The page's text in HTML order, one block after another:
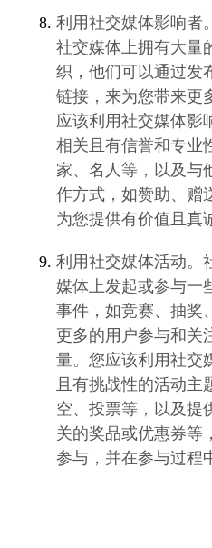
利用社交媒体影响者
社交媒体上拥有大量
织，他们可以通过发
链接，来为您带来更
应该利用社交媒体影
相关且有信誉和专业
家、名人等，以及与
作方式，如赞助、赠
为您提供有价值且真
利用社交媒体活动。
媒体上发起或参与一
事件，如竞赛、抽奖
更多的用户参与和关
量。您应该利用社交
且有挑战性的活动主
空、投票等，以及提
关的奖品或优惠券等
参与，并在参与过程